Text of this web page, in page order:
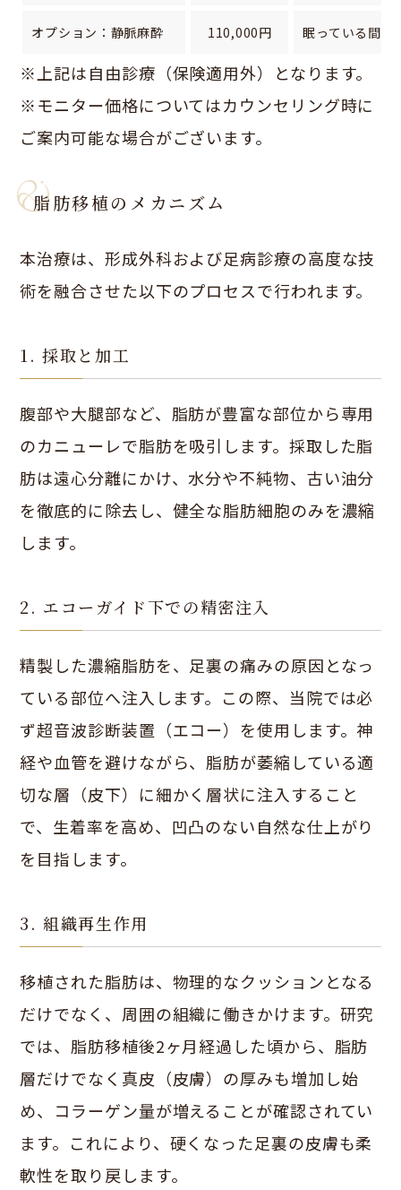
オプション：静脈麻酔 110,000円 眠っている間に
※上記は自由診療（保険適用外）となります。
※モニター価格についてはカウンセリング時に
ご案内可能な場合がございます。
脂肪移植のメカニズム
本治療は、形成外科および足病診療の高度な技
術を融合させた以下のプロセスで行われます。
1. 採取と加工
腹部や大腿部など、脂肪が豊富な部位から専用
のカニューレで脂肪を吸引します。採取した脂
肪は遠心分離にかけ、水分や不純物、古い油分
を徹底的に除去し、健全な脂肪細胞のみを濃縮
します。
2. エコーガイド下での精密注入
精製した濃縮脂肪を、足裏の痛みの原因となっ
ている部位へ注入します。この際、当院では必
ず超音波診断装置（エコー）を使用します。神
経や血管を避けながら、脂肪が萎縮している適
切な層（皮下）に細かく層状に注入すること
で、生着率を高め、凹凸のない自然な仕上がり
を目指します。
3. 組織再生作用
移植された脂肪は、物理的なクッションとなる
だけでなく、周囲の組織に働きかけます。研究
では、脂肪移植後2ヶ月経過した頃から、脂肪
層だけでなく真皮（皮膚）の厚みも増加し始
め、コラーゲン量が増えることが確認されてい
ます。これにより、硬くなった足裏の皮膚も柔
軟性を取り戻します。